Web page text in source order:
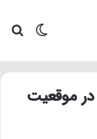
تغییر
موقعیت